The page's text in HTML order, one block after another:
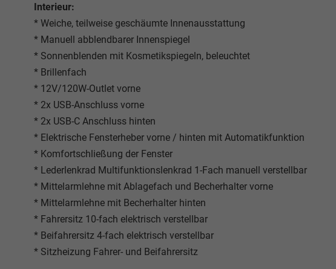
Interieur:
* Weiche, teilweise geschäumte Innenausstattung
* Manuell abblendbarer Innenspiegel
* Sonnenblenden mit Kosmetikspiegeln, beleuchtet
* Brillenfach
* 12V/120W-Outlet vorne
* 2x USB-Anschluss vorne
* 2x USB-C Anschluss hinten
* Elektrische Fensterheber vorne / hinten mit Automatikfunktion
* Komfortschließung der Fenster
* Lederlenkrad Multifunktionslenkrad 1-Fach manuell verstellbar
* Mittelarmlehne mit Ablagefach und Becherhalter vorne
* Mittelarmlehne mit Becherhalter hinten
* Fahrersitz 10-fach elektrisch verstellbar
* Beifahrersitz 4-fach elektrisch verstellbar
* Sitzheizung Fahrer- und Beifahrersitz